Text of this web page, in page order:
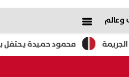
وعالم
محمود حميدة يحتفل بحفل زفاف